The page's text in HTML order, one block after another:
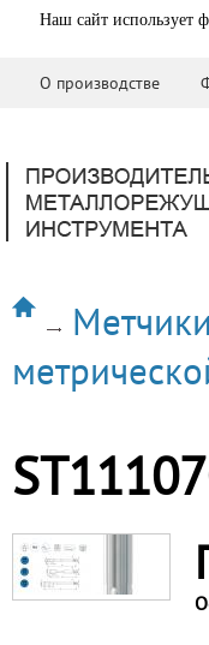
Наш сайт использует
О производстве